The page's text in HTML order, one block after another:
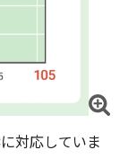
対応していま